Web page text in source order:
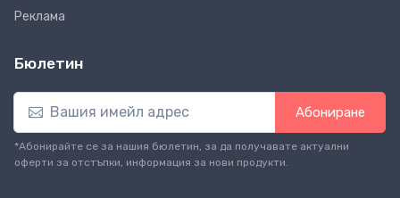
Реклама
Бюлетин
Абониране
*Абонирайте се за нашия бюлетин, за да получавате актуални
оферти за отстъпки, информация за нови продукти.